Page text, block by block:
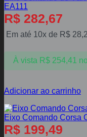
EA111
R$ 282,67
Em até 10x de R$
À vista R$254,41
Adicionar ao carrinho
Eixo Comando Corsa
R$ 199,49